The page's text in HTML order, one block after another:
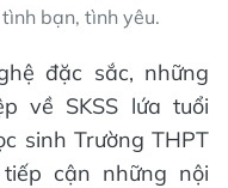
bạn, tình yêu.
đặc sắc, những
về SKSS lứa tuổi
sinh Trường THPT
cận những nội